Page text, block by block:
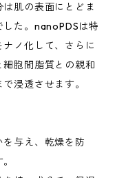
肌の表面にとどま
した。nanoPDSは特
ノ化して、さらに
胞間脂質との親和
浸透させます。
与え、乾燥を防